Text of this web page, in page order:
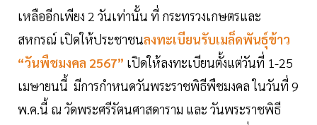
เหลืออีกเพียง 2 วันเท่านั้น ที่ กระทรวงเกษตรและ
สหกรณ์ เปิดให้ประชาชนลงทะเบียนรับเมล็ดพันธุ์ข้าว
“วันพืชมงคล 2567” เปิดให้ลงทะเบียนตั้งแต่วันที่ 1-25
เมษายนนี้ มีการกำหนดวันพระราชพิธีพืชมงคล ในวันที่ 9
พ.ค.นี้ ณ วัดพระศรีรัตนศาสดาราม และ วันพระราชพิธี